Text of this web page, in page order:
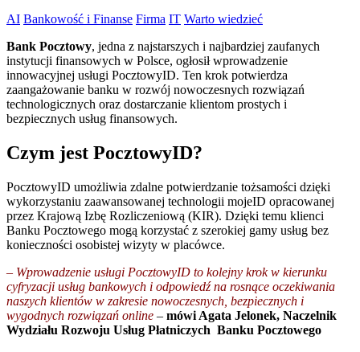
AI Bankowość i Finanse Firma IT Warto wiedzieć
Bank Pocztowy, jedna z najstarszych i najbardziej zaufanych
instytucji finansowych w Polsce, ogłosił wprowadzenie
innowacyjnej usługi PocztowyID. Ten krok potwierdza
zaangażowanie banku w rozwój nowoczesnych rozwiązań
technologicznych oraz dostarczanie klientom prostych i
bezpiecznych usług finansowych.
Czym jest PocztowyID?
PocztowyID umożliwia zdalne potwierdzanie tożsamości dzięki
wykorzystaniu zaawansowanej technologii mojeID opracowanej
przez Krajową Izbę Rozliczeniową (KIR). Dzięki temu klienci
Banku Pocztowego mogą korzystać z szerokiej gamy usług bez
konieczności osobistej wizyty w placówce.
– Wprowadzenie usługi PocztowyID to kolejny krok w kierunku
cyfryzacji usług bankowych i odpowiedź na rosnące oczekiwania
naszych klientów w zakresie nowoczesnych, bezpiecznych i
wygodnych rozwiązań online – mówi Agata Jelonek, Naczelnik
Wydziału Rozwoju Usług Płatniczych Banku Pocztowego